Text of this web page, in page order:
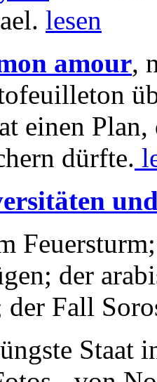
lesen
amour,
einen Plan,
dürfte.
der
der Fall
Staat